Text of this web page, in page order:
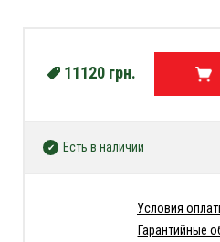
11120 грн.
Есть в наличии
Условия
Гарантийные